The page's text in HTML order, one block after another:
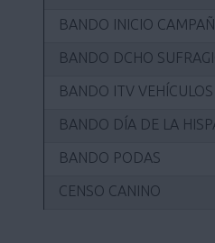
BANDO INICIO
BANDO DCHO
BANDO ITV
BANDO DÍA DE LA
BANDO PODAS
CENSO CANINO